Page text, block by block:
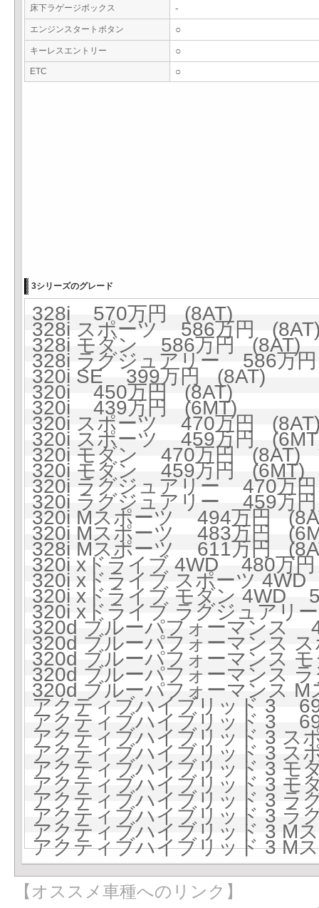
床下ラゲージボックス -
エンジンスタートボタン ○
キーレスエントリー ○
ETC ○
3シリーズのグレード
328i 570万円 (8AT)
328i スポーツ 586万円
328i モダン 586万円 (8AT)
328i ラグジュアリー 586万
320i SE 399万円 (8AT)
320i 450万円 (8AT)
320i 439万円 (6MT)
320i スポーツ 470万円
320i スポーツ 459万円
320i モダン 470万円 (8AT)
320i モダン 459万円 (6MT)
320i ラグジュアリー 470万
320i ラグジュアリー 459万
320i Mスポーツ 494万円
320i Mスポーツ 483万円
328i Mスポーツ 611万円
320i xドライブ 4WD 480万
320i xドライブ スポーツ
320i xドライブ モダン 4WD
320i xドライブ ラグジュア
320d ブルーパフォーマンス
320d ブルーパフォーマンス
320d ブルーパフォーマンス
320d ブルーパフォーマンス
320d ブルーパフォーマンス
アクティブハイブリッド 3
アクティブハイブリッド 3
アクティブハイブリッド 3
アクティブハイブリッド 3
アクティブハイブリッド 3
アクティブハイブリッド 3
アクティブハイブリッド 3
アクティブハイブリッド 3
アクティブハイブリッド 3
アクティブハイブリッド 3
【オススメ車種へのリンク】